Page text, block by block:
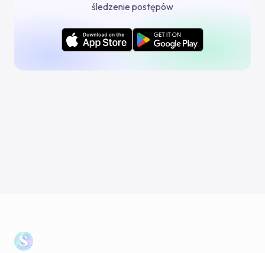
śledzenie postępów